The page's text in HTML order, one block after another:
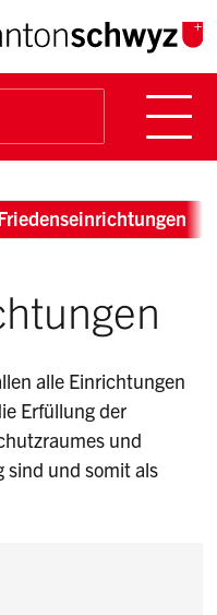
Breadcrumb
alle Einrichtungen
Erfüllung der
und
sind und somit als